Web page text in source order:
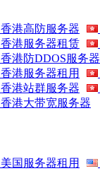
香港高防服务器
香港服务器租赁
香港防DDOS服务器
香港服务器租用
香港站群服务器
香港大带宽服务器
美国服务器租用